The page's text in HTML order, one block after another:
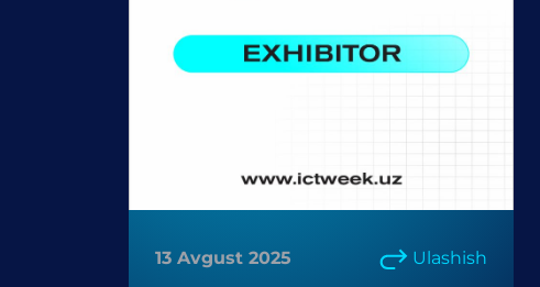
13 Avgust 2025 Ulashish